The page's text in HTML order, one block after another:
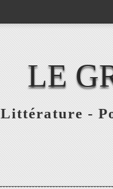
LE
Littérature -